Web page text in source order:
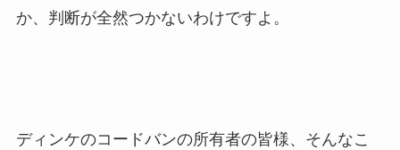
か、判断が全然つかないわけですよ。
ディンケのコードバンの所有者の皆様、そんなこ